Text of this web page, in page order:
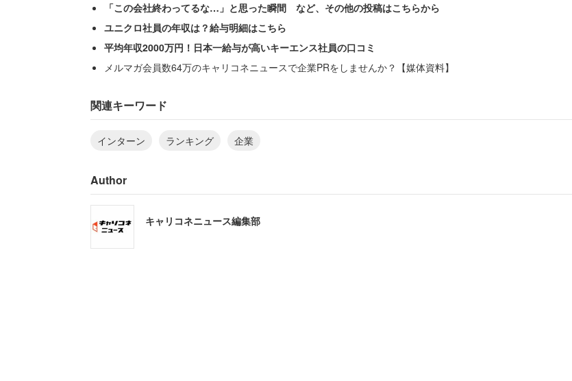
エネルギー」、「三菱UFJ信託銀行」、「クイック」と続いた。
自己成長につながった企業1位は「PwCコンサルティング」。次いで「エヌ・ティ・ティ・デ
ス」が続いた。
インターンが実践的・刺激的・独創的などテーマそのものが興味深く、様々な気付きを得たと
感じた企業1位は「デロイトトーマツコンサルティング」。次いで「ライブレボリューショ
「この会社終わってるな…」と思った瞬間 など、その他の投稿はこちらから
ユニクロ社員の年収は？給与明細はこちら
平均年収2000万円！日本一給与が高いキーエンス社員の口コミ
メルマガ会員数64万のキャリコネニュースで企業PRをしませんか？【媒体資料】
関連キーワード
インターン ランキング 企業
Author
キャリコネニュース編集部